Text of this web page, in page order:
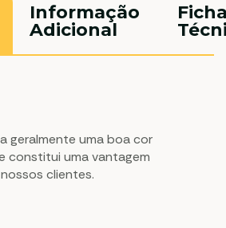
Informação
Adicional
geralmente uma boa cor
constitui uma vantagem
clientes.